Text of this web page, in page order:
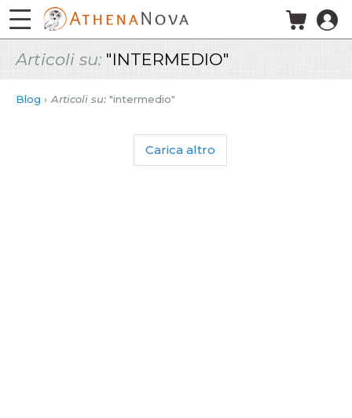
Salta al contenuto principale
Articoli su: "INTERMEDIO"
Blog Articoli su: "intermedio"
Carica altro